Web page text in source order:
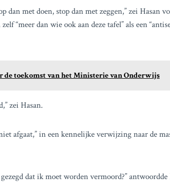
dan met doen, stop dan met zeggen,” zei Hasan
“meer dan wie ook aan deze tafel” als een
de toekomst van het Ministerie van Onderwijs
zei Hasan.
afgaat,” in een kennelijke verwijzing naar de
dat ik moet worden vermoord?” antwoordde